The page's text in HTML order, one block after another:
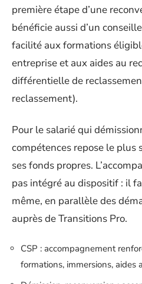
première étape d’une
bénéficie aussi d’un
facilité aux formations
entreprise et aux aides au
différentielle de
reclassement).
Pour le salarié qui
compétences repose le plus
ses fonds propres.
pas intégré au dispositif : il
même, en parallèle des
auprès de Transitions Pro.
CSP : accompagnement
formations, immersions, aides